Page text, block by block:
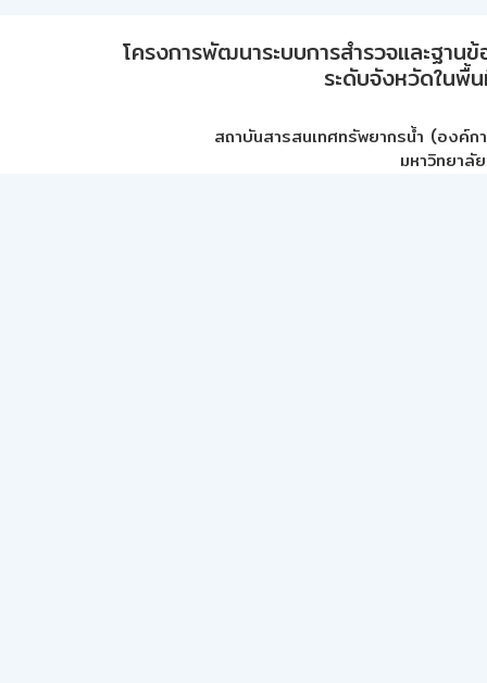
โครงการพัฒนาระบบการสำรวจและฐา
ระดับจังหวัดในพื้
สถาบันสารสนเทศทรัพยากรน้ำ (องค์ก
มหาวิทยาลั